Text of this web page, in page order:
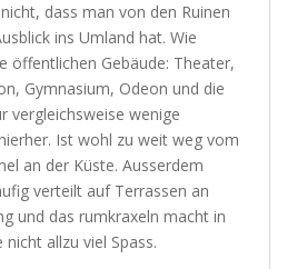
dass man von den Ruinen
ins Umland hat. Wie
öffentlichen Gebäude: Theater,
Gymnasium, Odeon und die
vergleichsweise wenige
Ist wohl zu weit weg vom
an der Küste. Ausserdem
verteilt auf Terrassen an
und das rumkraxeln macht in
allzu viel Spass.